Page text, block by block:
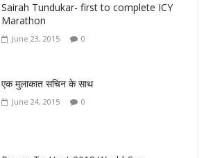
Sairah Tundukar- first to complete ICY
Marathon
June 23, 2015 0
एक मुलाकात सचिन के साथ
June 24, 2015 0